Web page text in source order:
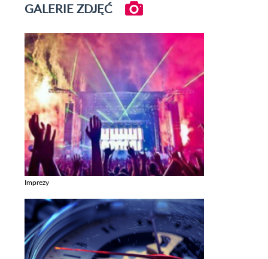
GALERIE ZDJĘĆ
Imprezy